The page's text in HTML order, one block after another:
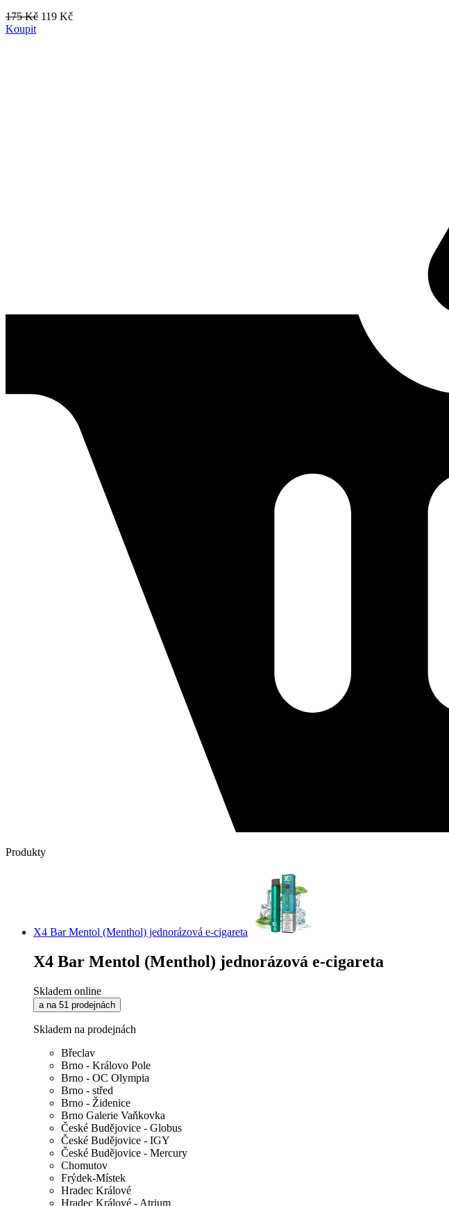
175 Kč 119 Kč
Koupit
Produkty
X4 Bar Mentol (Menthol) jednorázová e-cigareta
X4 Bar Mentol (Menthol) jednorázová e-cigareta
Skladem online
a na 51 prodejnách
Skladem na prodejnách
Břeclav
Brno - Královo Pole
Brno - OC Olympia
Brno - střed
Brno - Židenice
Brno Galerie Vaňkovka
České Budějovice - Globus
České Budějovice - IGY
České Budějovice - Mercury
Chomutov
Frýdek-Místek
Hradec Králové
Hradec Králové - Atrium